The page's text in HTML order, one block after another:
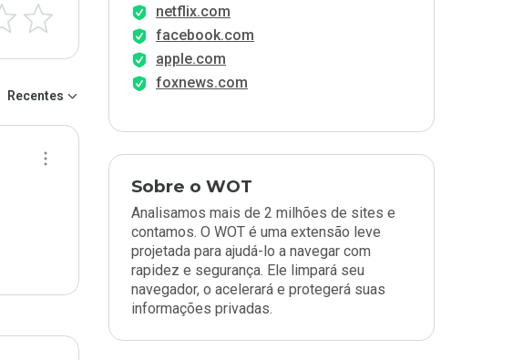
Recentes
netflix.com
facebook.com
apple.com
foxnews.com
Sobre o WOT
Analisamos mais de 2 milhões de sites e
contamos. O WOT é uma extensão leve
projetada para ajudá-lo a navegar com
rapidez e segurança. Ele limpará seu
navegador, o acelerará e protegerá suas
informações privadas.